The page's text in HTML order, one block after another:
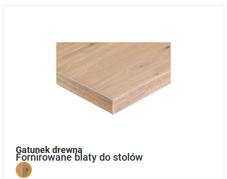
Gatunek drewna
Fornirowane blaty do stolów